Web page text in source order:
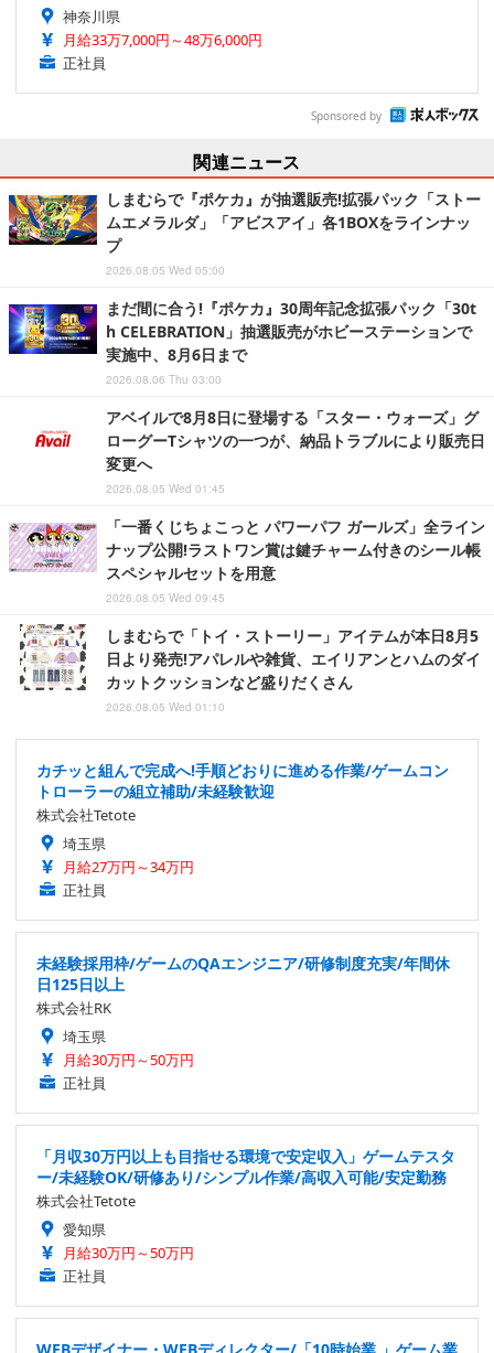
神奈川県
月給33万7,000円～48万6,000円
正社員
Sponsored by
関連ニュース
しまむらで『ポケカ』が抽選販売!拡張パック「ストー
ムエメラルダ」「アビスアイ」各1BOXをラインナッ
プ
2026.08.05 Wed 05:00
まだ間に合う!『ポケカ』30周年記念拡張パック「30t
h CELEBRATION」抽選販売がホビーステーションで
実施中、8月6日まで
2026.08.06 Thu 03:00
アベイルで8月8日に登場する「スター・ウォーズ」グ
ローグーTシャツの一つが、納品トラブルにより販売日
変更へ
2026.08.05 Wed 01:45
「一番くじちょこっと パワーパフ ガールズ」全ライン
ナップ公開!ラストワン賞は鍵チャーム付きのシール帳
スペシャルセットを用意
2026.08.05 Wed 09:45
しまむらで「トイ・ストーリー」アイテムが本日8月5
日より発売!アパレルや雑貨、エイリアンとハムのダイ
カットクッションなど盛りだくさん
2026.08.05 Wed 01:10
カチッと組んで完成へ!手順どおりに進める作業/ゲームコン
トローラーの組立補助/未経験歓迎
株式会社Tetote
埼玉県
月給27万円～34万円
正社員
未経験採用枠/ゲームのQAエンジニア/研修制度充実/年間休
日125日以上
株式会社RK
埼玉県
月給30万円～50万円
正社員
「月収30万円以上も目指せる環境で安定収入」ゲームテスタ
ー/未経験OK/研修あり/シンプル作業/高収入可能/安定勤務
株式会社Tetote
愛知県
月給30万円～50万円
正社員